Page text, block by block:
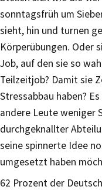
sonntagsfrüh um
sieht, hin und turnen
Körperübungen. Oder
Job, auf den sie so
Teilzeitjob? Damit sie
Stressabbau haben?
andere Leute weniger
durchgeknallter
seine spinnerte Idee
umgesetzt haben
62 Prozent der